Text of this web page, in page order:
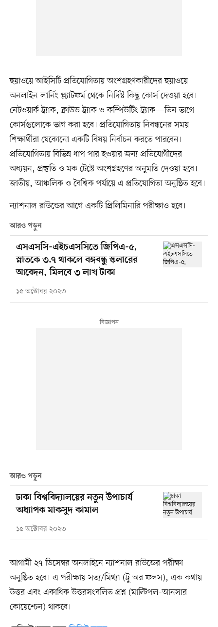
হুয়াওয়ে আইসিটি প্রতিযোগিতায় অংশগ্রহণকারীদের হুয়াওয়ে
অনলাইন লার্নিং প্ল্যাটফর্ম থেকে নির্দিষ্ট কিছু কোর্স দেওয়া হবে।
নেটওয়ার্ক ট্র্যাক, ক্লাউড ট্র্যাক ও কম্পিউটিং ট্র্যাক—তিন ভাগে
কোর্সগুলোকে ভাগ করা হবে। প্রতিযোগিতায় নিবন্ধনের সময়
শিক্ষার্থীরা যেকোনো একটি বিষয় নির্বাচন করতে পারবেন।
প্রতিযোগিতায় বিভিন্ন ধাপ পার হওয়ার জন্য প্রতিযোগীদের
অধ্যয়ন, প্রস্তুতি ও মক টেস্টে অংশগ্রহণের অনুমতি দেওয়া হবে।
জাতীয়, আঞ্চলিক ও বৈশ্বিক পর্যায়ে এ প্রতিযোগিতা অনুষ্ঠিত হবে।
ন্যাশনাল রাউন্ডের আগে একটি প্রিলিমিনারি পরীক্ষাও হবে।
আরও পড়ুন
এসএসসি-এইচএসসিতে জিপিএ-৫,
স্নাতকে ৩.৭ থাকলে বঙ্গবন্ধু স্কলারের
আবেদন, মিলবে ৩ লাখ টাকা
১৫ অক্টোবর ২০২৩
আরও পড়ুন
ঢাকা বিশ্ববিদ্যালয়ের নতুন উপাচার্য
অধ্যাপক মাকসুদ কামাল
১৫ অক্টোবর ২০২৩
আগামী ২৭ ডিসেম্বর অনলাইনে ন্যাশনাল রাউন্ডের পরীক্ষা
অনুষ্ঠিত হবে। এ পরীক্ষায় সত্য/মিথ্যা (ট্রু অর ফলস), এক কথায়
উত্তর এবং একাধিক উত্তরসংবলিত প্রশ্ন (মাল্টিপল-আনসার
কোয়েশ্চেন) থাকবে।